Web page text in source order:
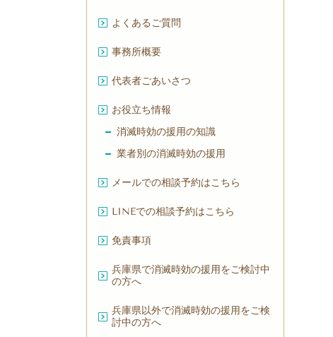
よくあるご質問
事務所概要
代表者ごあいさつ
お役立ち情報
消滅時効の援用の知識
業者別の消滅時効の援用
メールでの相談予約はこちら
LINEでの相談予約はこちら
免責事項
兵庫県で消滅時効の援用をご検討中
の方へ
兵庫県以外で消滅時効の援用をご検
討中の方へ